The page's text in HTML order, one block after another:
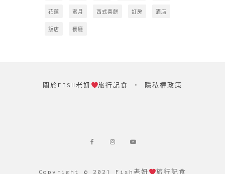
花蓮 蜜月 西式喜餅 訂房 酒店
飯店 餐廳
關於FISH老妞 旅行記食 ‧ 隱私權政策
Copyright © 2021 Fish老妞 旅行記食